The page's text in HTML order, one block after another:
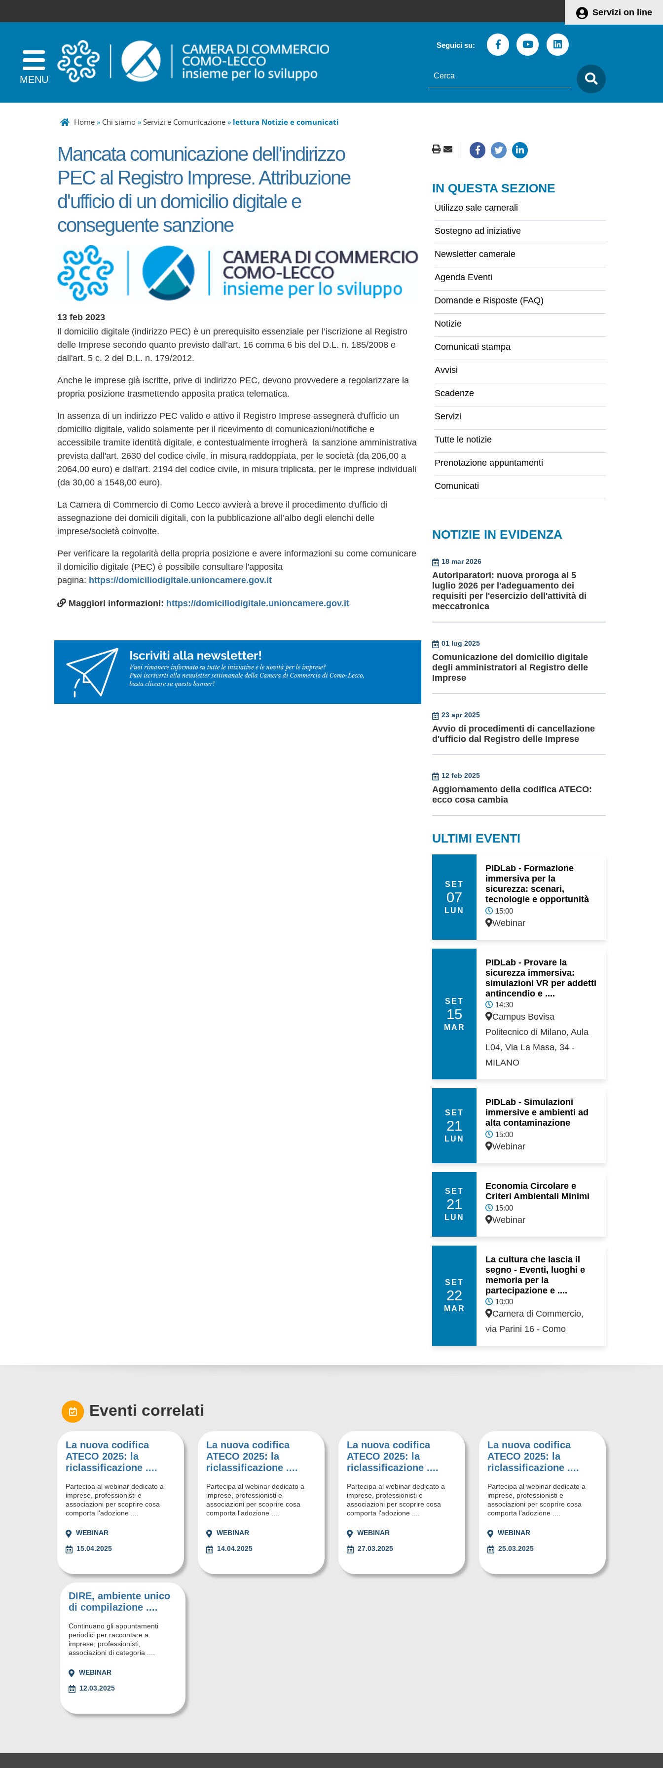
Servizi on line
Seguici su: FacebookYoutubeLinkedin
testo
da
cercare
Home» Chi siamo» Servizi e Comunicazione» lettura Notizie e comunicati
Mancata comunicazione dell'indirizzo
PEC al Registro Imprese. Attribuzione
d'ufficio di un domicilio digitale e
conseguente sanzione
13 feb 2023
Il domicilio digitale (indirizzo PEC) è un prerequisito essenziale per l’iscrizione al Registro
delle Imprese secondo quanto previsto dall’art. 16 comma 6 bis del D.L. n. 185/2008 e
dall'art. 5 c. 2 del D.L. n. 179/2012.
Anche le imprese già iscritte, prive di indirizzo PEC, devono provvedere a regolarizzare la
propria posizione trasmettendo apposita pratica telematica.
In assenza di un indirizzo PEC valido e attivo il Registro Imprese assegnerà d'ufficio un
domicilio digitale, valido solamente per il ricevimento di comunicazioni/notifiche e
accessibile tramite identità digitale, e contestualmente irrogherà la sanzione amministrativa
prevista dall'art. 2630 del codice civile, in misura raddoppiata, per le società (da 206,00 a
2064,00 euro) e dall'art. 2194 del codice civile, in misura triplicata, per le imprese individuali
(da 30,00 a 1548,00 euro).
La Camera di Commercio di Como Lecco avvierà a breve il procedimento d'ufficio di
assegnazione dei domicili digitali, con la pubblicazione all’albo degli elenchi delle
imprese/società coinvolte.
Per verificare la regolarità della propria posizione e avere informazioni su come comunicare
il domicilio digitale (PEC) è possibile consultare l'apposita
pagina: https://domiciliodigitale.unioncamere.gov.it
Maggiori informazioni: https://domiciliodigitale.unioncamere.gov.it
IN QUESTA SEZIONE
Utilizzo sale camerali
Sostegno ad iniziative
Newsletter camerale
Agenda Eventi
Domande e Risposte (FAQ)
Notizie
Comunicati stampa
Avvisi
Scadenze
Servizi
Tutte le notizie
Prenotazione appuntamenti
Comunicati
NOTIZIE IN EVIDENZA
18 mar 2026
Autoriparatori: nuova proroga al 5
luglio 2026 per l'adeguamento dei
requisiti per l'esercizio dell'attività di
meccatronica
01 lug 2025
Comunicazione del domicilio digitale
degli amministratori al Registro delle
Imprese
23 apr 2025
Avvio di procedimenti di cancellazione
d'ufficio dal Registro delle Imprese
12 feb 2025
Aggiornamento della codifica ATECO:
ecco cosa cambia
ULTIMI EVENTI
SET
07
LUN
PIDLab - Formazione
immersiva per la
sicurezza: scenari,
tecnologie e opportunità
15:00
Webinar
SET
15
MAR
PIDLab - Provare la
sicurezza immersiva:
simulazioni VR per addetti
antincendio e ....
14:30
Campus Bovisa
Politecnico di Milano, Aula
L04, Via La Masa, 34 -
MILANO
SET
21
LUN
PIDLab - Simulazioni
immersive e ambienti ad
alta contaminazione
15:00
Webinar
SET
21
LUN
Economia Circolare e
Criteri Ambientali Minimi
15:00
Webinar
SET
22
MAR
La cultura che lascia il
segno - Eventi, luoghi e
memoria per la
partecipazione e ....
10:00
Camera di Commercio,
via Parini 16 - Como
Eventi correlati
La nuova codifica
ATECO 2025: la
riclassificazione ....
Partecipa al webinar dedicato a
imprese, professionisti e
associazioni per scoprire cosa
comporta l'adozione ....
WEBINAR
15.04.2025
La nuova codifica
ATECO 2025: la
riclassificazione ....
Partecipa al webinar dedicato a
imprese, professionisti e
associazioni per scoprire cosa
comporta l'adozione ....
WEBINAR
14.04.2025
La nuova codifica
ATECO 2025: la
riclassificazione ....
Partecipa al webinar dedicato a
imprese, professionisti e
associazioni per scoprire cosa
comporta l'adozione ....
WEBINAR
27.03.2025
La nuova codifica
ATECO 2025: la
riclassificazione ....
Partecipa al webinar dedicato a
imprese, professionisti e
associazioni per scoprire cosa
comporta l'adozione ....
WEBINAR
25.03.2025
DIRE, ambiente unico
di compilazione ....
Continuano gli appuntamenti
periodici per raccontare a
imprese, professionisti,
associazioni di categoria ....
WEBINAR
12.03.2025